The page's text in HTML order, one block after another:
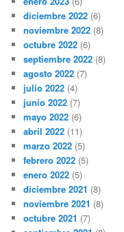
diciembre 2022 (6)
noviembre 2022 (8)
octubre 2022 (6)
septiembre 2022 (8)
agosto 2022 (7)
julio 2022 (4)
junio 2022 (7)
mayo 2022 (6)
abril 2022 (11)
marzo 2022 (5)
febrero 2022 (5)
enero 2022 (5)
diciembre 2021 (8)
noviembre 2021 (8)
octubre 2021 (7)